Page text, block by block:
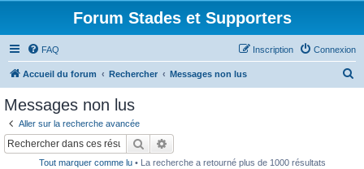
Forum Stades et Supporters
FAQ Connexion
Inscription
Accueil du forum Rechercher Messages non lus
Messages non lus
Aller sur la recherche avancée
Rechercher
Tout marquer comme lu• La recherche a retourné plus de 1000 résultats